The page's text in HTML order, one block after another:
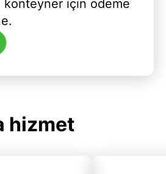
konteyner için ödeme
hizmet